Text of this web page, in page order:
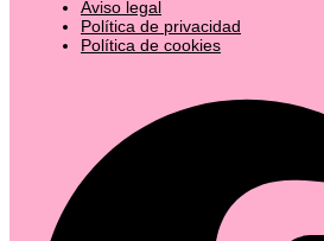
Aviso legal
Política de privacidad
Política de cookies